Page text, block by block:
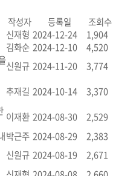
작성자 등록일
조회수
신재형 2024-12-24
1,904
김화순 2024-12-10
4,520
신원규 2024-11-20
3,774
추재길 2024-10-14
3,370
이재환 2024-08-30
2,529
박근주 2024-08-29
2,383
신원규 2024-08-19
2,671